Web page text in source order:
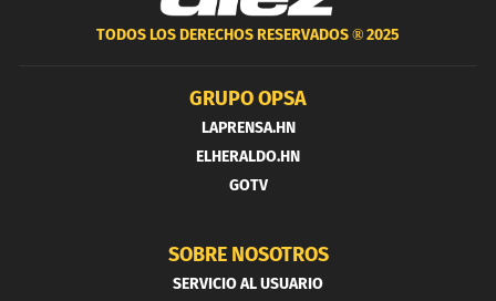
TODOS LOS DERECHOS RESERVADOS ®2025
GRUPO OPSA
LAPRENSA.HN
ELHERALDO.HN
GOTV
SOBRE NOSOTROS
SERVICIO AL USUARIO